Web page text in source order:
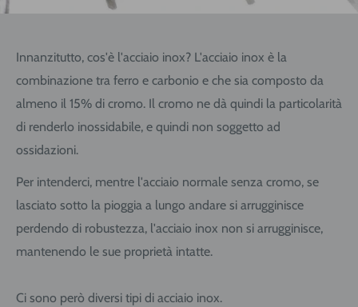
Innanzitutto, cos'è l'acciaio inox? L'acciaio inox è la
combinazione tra ferro e carbonio e che sia composto da
almeno il 15% di cromo. Il cromo ne dà quindi la particolarità
di renderlo inossidabile, e quindi non soggetto ad
ossidazioni.
Per intenderci, mentre l'acciaio normale senza cromo, se
lasciato sotto la pioggia a lungo andare si arrugginisce
perdendo di robustezza, l'acciaio inox non si arrugginisce,
mantenendo le sue proprietà intatte.
Ci sono però diversi tipi di acciaio inox.